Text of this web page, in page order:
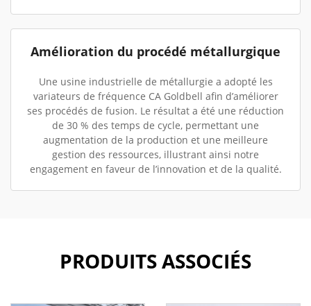
Amélioration du procédé métallurgique
Une usine industrielle de métallurgie a adopté les
variateurs de fréquence CA Goldbell afin d’améliorer
ses procédés de fusion. Le résultat a été une réduction
de 30 % des temps de cycle, permettant une
augmentation de la production et une meilleure
gestion des ressources, illustrant ainsi notre
engagement en faveur de l’innovation et de la qualité.
PRODUITS ASSOCIÉS